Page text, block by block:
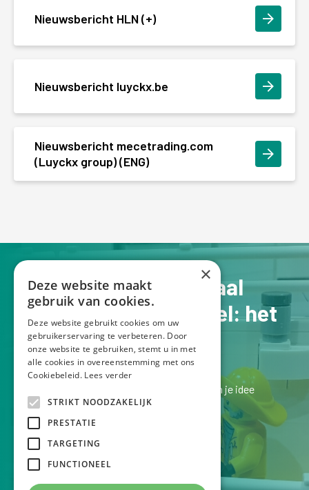
Nieuwsbericht HLN (+)
Nieuwsbericht luyckx.be
Nieuwsbericht mecetrading.com
(Luyckx group) (ENG)
Jouw verhaal op schaal
Een Lego schaalmodel: het
perfecte pronkstuk
Laten we kennismaken bij een kopje koffie en je idee
bespreken.
Ik luister graag naar je verhaal!
VERTEL ME JE IDEE
×
Deze website maakt
gebruik van cookies.
Deze website gebruikt cookies om uw
gebruikerservaring te verbeteren. Door
onze website te gebruiken, stemt u in met
alle cookies in overeenstemming met ons
Cookiebeleid. Lees verder
STRIKT NOODZAKELIJK
PRESTATIE
TARGETING
FUNCTIONEEL